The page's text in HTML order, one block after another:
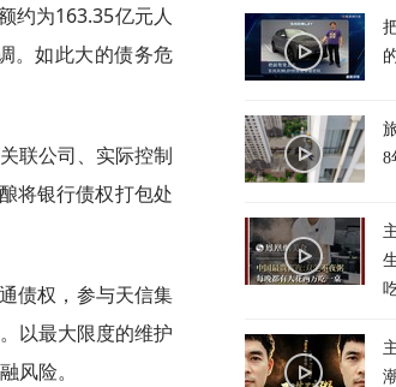
约为163.35亿元人
。如此大的债务危
联公司、实际控制
将银行债权打包处
债权，参与天信集
以最大限度的维护
风险。
8